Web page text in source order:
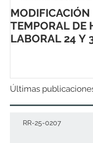
MODIFICACIÓN
TEMPORAL DE
LABORAL 24 Y
Últimas
RR-25-0207